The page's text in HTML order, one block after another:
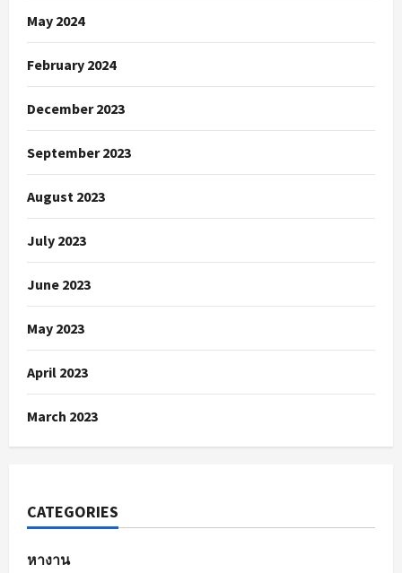
May 2024
February 2024
December 2023
September 2023
August 2023
July 2023
June 2023
May 2023
April 2023
March 2023
CATEGORIES
หางาน